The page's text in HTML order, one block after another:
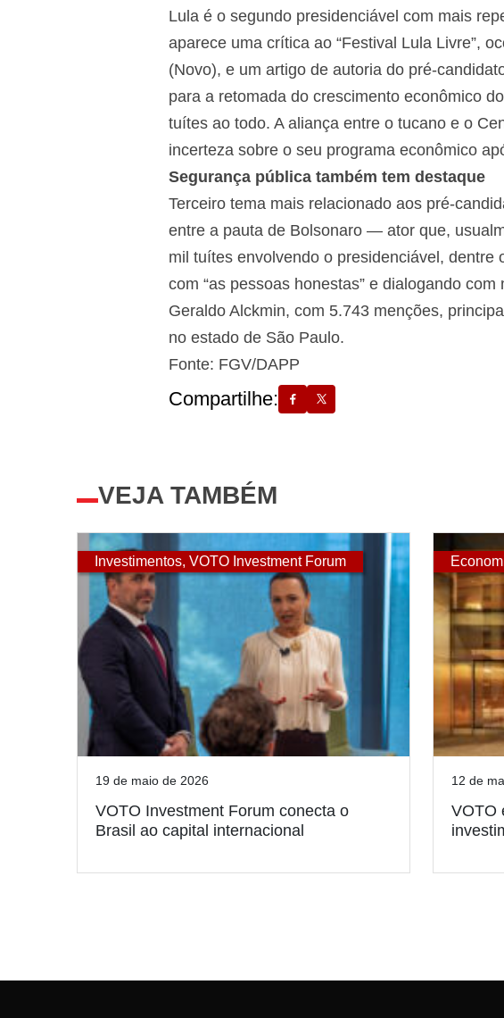
Lula é o segundo presidenciável com mais
aparece uma crítica ao “Festival Lula Livre”,
(Novo), e um artigo de autoria do pré-
para a retomada do crescimento econômico
tuítes ao todo. A aliança entre o tucano e o
incerteza sobre o seu programa econômico
Segurança pública também tem destaque
Terceiro tema mais relacionado aos pré-
entre a pauta de Bolsonaro — ator que,
mil tuítes envolvendo o presidenciável,
com “as pessoas honestas” e dialogando
Geraldo Alckmin, com 5.743 menções,
no estado de São Paulo.
Fonte: FGV/DAPP
Compartilhe:
VEJA TAMBÉM
Investimentos, VOTO Investment Forum
19 de maio de 2026
VOTO Investment Forum conecta o
Brasil ao capital internacional
12 de
VOTO